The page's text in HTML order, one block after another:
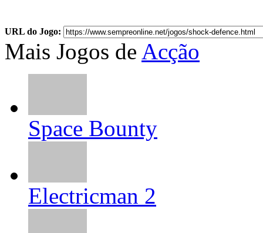
URL do Jogo:
Mais Jogos de Acção
Space Bounty
Electricman 2